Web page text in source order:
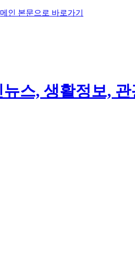
메인 본문으로 바로가기